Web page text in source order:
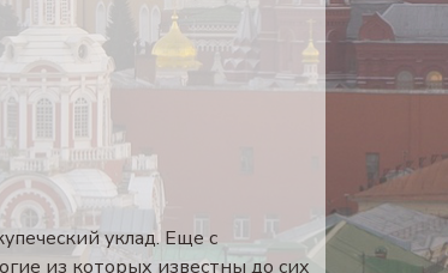
уклад. Еще с
из которых известны до сих